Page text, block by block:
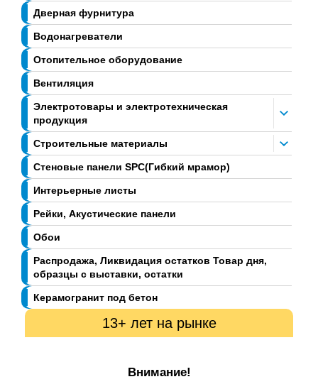
Дверная фурнитура
Водонагреватели
Отопительное оборудование
Вентиляция
Электротовары и электротехническая
продукция
Строительные материалы
Стеновые панели SPC(Гибкий мрамор)
Интерьерные листы
Рейки, Акустические панели
Обои
Распродажа, Ликвидация остатков Товар дня,
образцы с выставки, остатки
Керамогранит под бетон
13+ лет на рынке
Внимание!